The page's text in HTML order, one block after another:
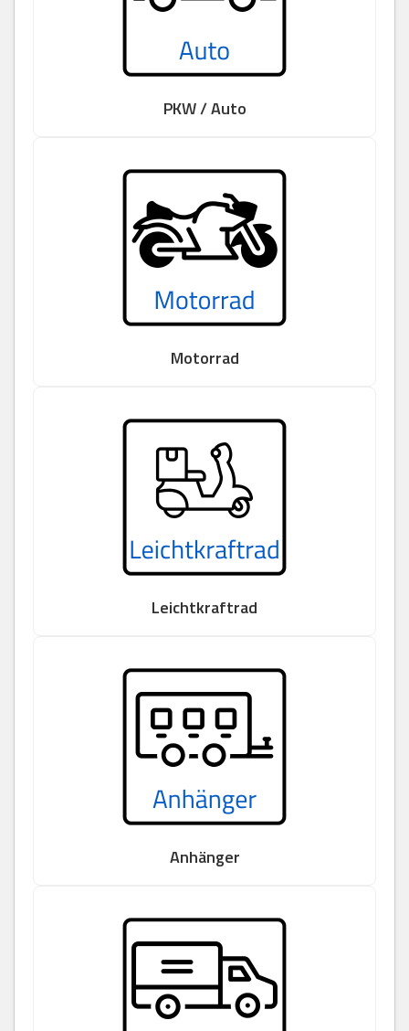
PKW / Auto
Motorrad
Leichtkraftrad
Anhänger